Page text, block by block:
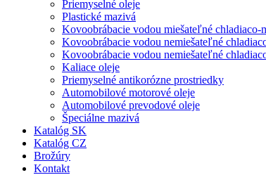
Priemyselné oleje
Plastické mazivá
Kovoobrábacie vodou miešateľné chladiaco-
Kovoobrábacie vodou nemiešateľné
Kovoobrábacie vodou nemiešateľné
Kaliace oleje
Priemyselné antikorózne prostriedky
Automobilové motorové oleje
Automobilové prevodové oleje
Špeciálne mazivá
Katalóg SK
Katalóg CZ
Brožúry
Kontakt